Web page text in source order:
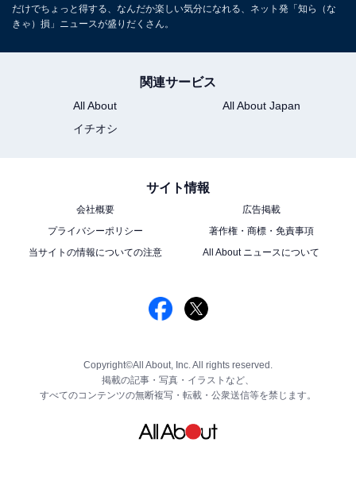
だけでちょっと得する、なんだか楽しい気分になれる、ネット発「知ら（な
きゃ）損」ニュースが盛りだくさん。
関連サービス
All About
All About Japan
イチオシ
サイト情報
会社概要
広告掲載
プライバシーポリシー
著作権・商標・免責事項
当サイトの情報についての注意
All About ニュースについて
Copyright©All About, Inc. All rights reserved.
掲載の記事・写真・イラストなど、
すべてのコンテンツの無断複写・転載・公衆送信等を禁じます。